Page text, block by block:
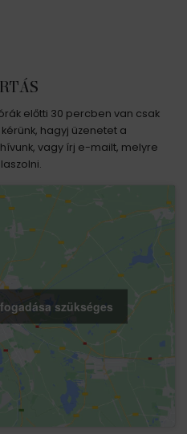
előtti 30 percben van csak
hagyj üzenetet a
vagy írj e-mailt, melyre
szükséges